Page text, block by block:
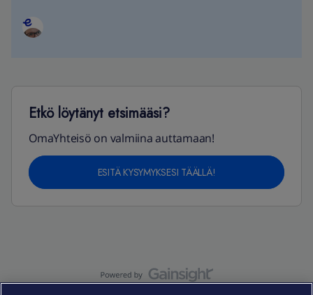
Etkö löytänyt etsimääsi?
OmaYhteisö on valmiina auttamaan!
ESITÄ KYSYMYKSESI TÄÄLLÄ!